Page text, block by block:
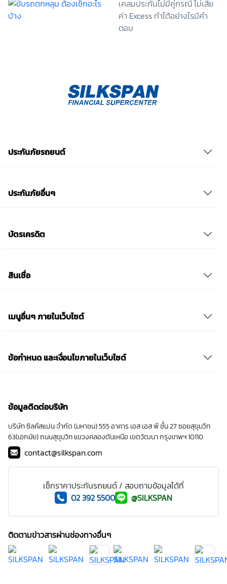
กรณีที่ข้าพเจ้าประสงค์จะไม่ให้ความยินยอม ข้าพเจ้าเข้าใจ
และยอมรับว่า การไม่ให้ความยินยอมจะมีผลทำให้ข้าพเจ้า
(เช่น ข้าพเจ้าอาจได้รับความสะดวกในการใช้บริการน้อย
ยินยอม” ในช่องสนทนา เป็นการแสดงเจตนายินยอมของ
ข้าพเจ้าแทนการลงลายมือชื่อเป็นหลักฐาน รวบรวมเบี้ย
เคลมประกันไม่มีคู่กรณี ไม่เสีย
ค่า Excess ทำได้อย่างไรมีคำ
ตอบ
ประกันภัยรถยนต์
ประกันภัยอื่นๆ
บัตรเครดิต
สินเชื่อ
เมนูอื่นๆ ภายในเว็บไซต์
ข้อกำหนด และเงื่อนไขภายในเว็บไซต์
ข้อมูลติดต่อบริษัท
บริษัท ซิลค์สแปน จำกัด (มหาชน) 555 อาคาร เอส เอส พี ชั้น 27 ซอยสุขุมวิท
63(เอกมัย) ถนนสุขุมวิท แขวงคลองตันเหนือ เขตวัฒนา กรุงเทพฯ 10110
contact@silkspan.com
เช็กราคาประกันรถยนต์ / สอบถามข้อมูลได้ที่
02 392 5500
@SILKSPAN
ติดตามข่าวสารผ่านช่องทางอื่นๆ